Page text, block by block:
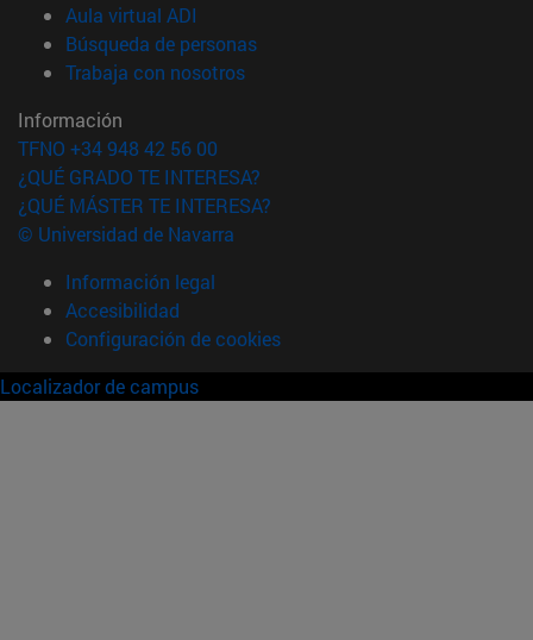
Aula virtual ADI
Búsqueda de personas(abre en nueva ventana)
Trabaja con nosotros(abre en nueva ventana)
Información
TFNO +34 948 42 56 00
¿QUÉ GRADO TE INTERESA?
¿QUÉ MÁSTER TE INTERESA?
© Universidad de Navarra
Información legal
Accesibilidad
Configuración de cookies
Localizador de campus